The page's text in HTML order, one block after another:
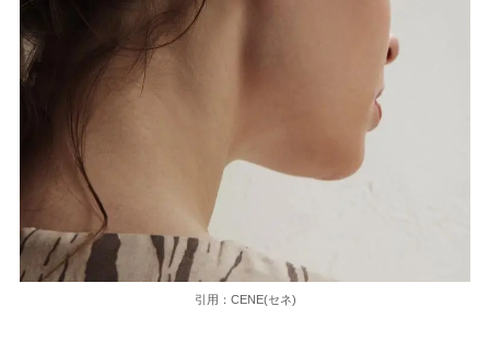
引用：CENE(セネ)